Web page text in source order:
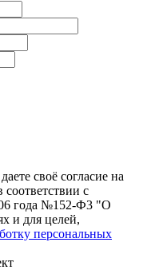
своё согласие на
с
года №152-Ф3 "О
и для целей,
персональных